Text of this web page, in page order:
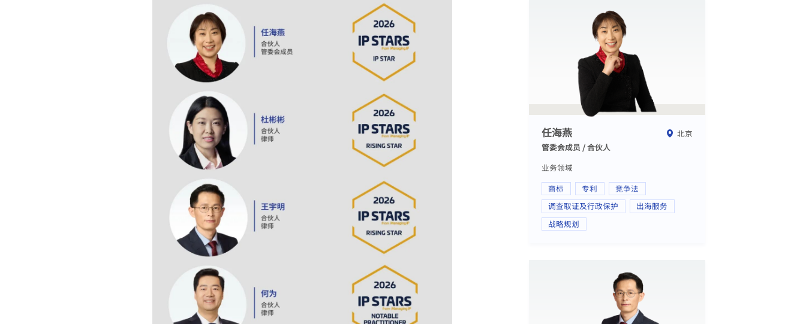
任海燕
管委会成员 / 合伙人
北京
业务领域
商标
专利
竞争法
调查取证及行政保护
出海服务
战略规划